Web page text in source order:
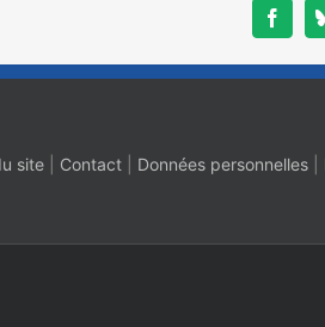
site Contact Données personnelles